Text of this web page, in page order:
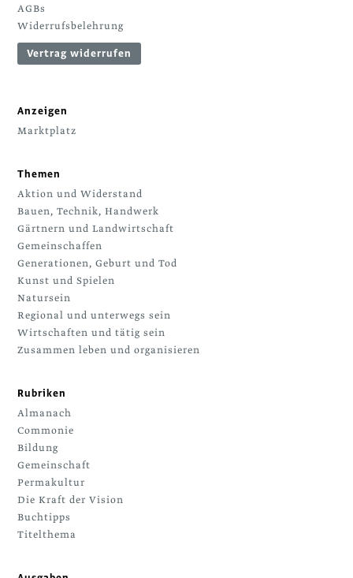
AGBs
Widerrufsbelehrung
Vertrag widerrufen
Anzeigen
Marktplatz
Themen
Aktion und Widerstand
Bauen, Technik, Handwerk
Gärtnern und Landwirtschaft
Gemeinschaffen
Generationen, Geburt und Tod
Kunst und Spielen
Natursein
Regional und unterwegs sein
Wirtschaften und tätig sein
Zusammen leben und organisieren
Rubriken
Almanach
Commonie
Bildung
Gemeinschaft
Permakultur
Die Kraft der Vision
Buchtipps
Titelthema